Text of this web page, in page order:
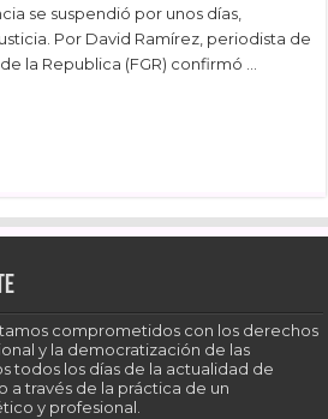
se suspendió por unos días,
Por David Ramírez, periodista de
la Republica (FGR) confirmó …
comprometidos con los derechos
y la democratización de las
todos los días de la actualidad de
a través de la práctica de un
y profesional.